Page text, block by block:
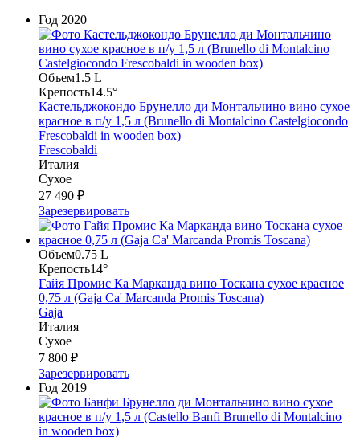
Год 2020
Объем1.5 L
Крепость14.5°
Кастельджокондо Брунелло ди Монтальчино вино сухое
красное в п/у 1,5 л (Brunello di Montalcino Castelgiocondo
Frescobaldi in wooden box)
Frescobaldi
Италия
Сухое
27 490 ₽
Зарезервировать
Объем0.75 L
Крепость14°
Гайя Промис Ка Марканда вино Тоскана сухое красное
0,75 л (Gaja Ca' Marcanda Promis Toscana)
Gaja
Италия
Сухое
7 800 ₽
Зарезервировать
Год 2019